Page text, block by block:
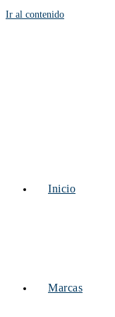
Ir al contenido
Inicio
Marcas